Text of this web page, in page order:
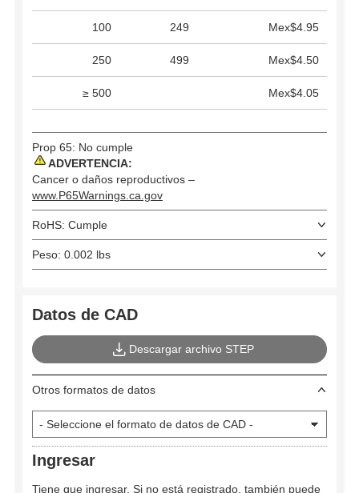
100 249 Mex$4.95
250 499 Mex$4.50
≥ 500 Mex$4.05
Prop 65: No cumple
ADVERTENCIA:
Cancer o daños reproductivos –
www.P65Warnings.ca.gov
RoHS: Cumple
Peso: 0.002 lbs
Datos de CAD
Descargar archivo STEP
Otros formatos de datos
Ingresar
Tiene que ingresar. Si no está registrado, también puede